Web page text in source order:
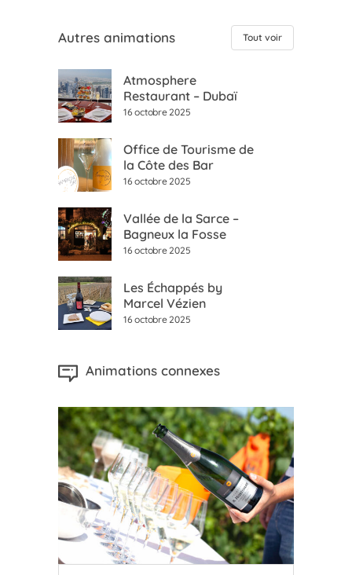
Autres animations Tout voir
Atmosphere
Restaurant – Dubaï
16 octobre 2025
Office de Tourisme de
la Côte des Bar
16 octobre 2025
Vallée de la Sarce –
Bagneux la Fosse
16 octobre 2025
Les Échappés by
Marcel Vézien
16 octobre 2025
Animations connexes